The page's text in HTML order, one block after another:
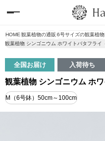
HOME 観葉植物の通販 6号サイズの観葉植物
観葉植物 シンゴニウム ホワイトバタフライ
全国お届け 入荷待ち
観葉植物 シンゴニウム ホ
M（6号鉢）50cm～100cm